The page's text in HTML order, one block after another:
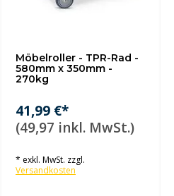
Möbelroller - TPR-Rad -
580mm x 350mm -
270kg
41,99 €*
(49,97 inkl. MwSt.)
* exkl. MwSt. zzgl.
Versandkosten